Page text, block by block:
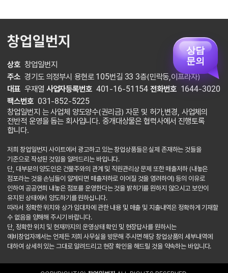
창업일번지
상호 창업일번지
주소 경기도 의정부시 용현로 105번길 33 3층(민락동,이프라자)
대표 우재열 사업자등록번호 401-16-51154 전화번호 1644-3020
팩스번호 031-852-5225
창업일번지 는 사업체 양도양수(권리금) 자문 및 허가,변경, 사업체의
전반적 운영을 돕는 회사입니다. 중개대상물은 협력사에서 진행토록
합니다.
저희 창업일번지 사이트에서 광고하고 있는 창업상품들은 실제 존재하는 것들을
기준으로 작성된 것임을 알려드리는 바입니다.
단, 대부분의 양도인은 건물주와의 관계 및 직원관리상 문제 또한 매출저하 (내놓은
점포라는 것을 손님들이 알게되면 매출저하로 이어질 것을 염려하여) 등의 이유로
인하여 공공연희 내놓은 점포를 운영한다는 것을 밝히기를 원하지 않으시고 보안이
유지된 상태에서 양도하기를 원하십니다.
따라서 정확한 위치와 상가 임대차에 관한 내용 및 매출 및 지출내역은 정확하게 기재할
수 없음을 양해해 주시기 바랍니다.
단, 정확한 위치 및 현재까지의 운영상태 확인 및 현장답사를 원하시는
예비창업자께서는 언제든 저희 사무실을 방문해 주시면 해당 창업상품의 세부내역에
대하여 상세히 있는 그대로 알려드리고 현장 확인을 해드릴 것을 약속하는 바입니다.
상담
문의